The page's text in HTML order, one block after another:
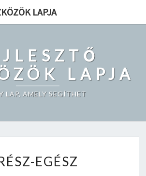
LAPJA
LAPJA
LAP, AMELY SEGÍTHET
EGÉSZ
EGÉSZ